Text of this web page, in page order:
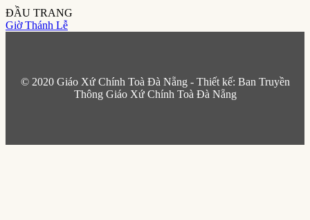
ĐẦU TRANG
Giờ Thánh Lễ
© 2020 Giáo Xứ Chính Toà Đà Nẵng - Thiết kế: Ban Truyền
Thông Giáo Xứ Chính Toà Đà Nẵng